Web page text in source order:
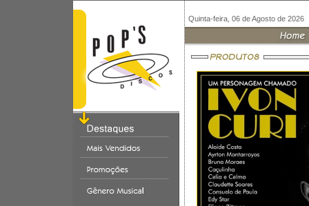
Quinta-feira, 06 de Agosto de 2026